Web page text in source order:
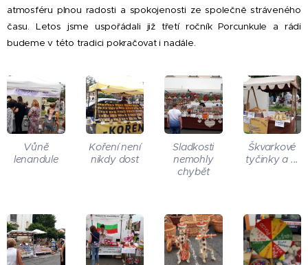
atmosféru plnou radosti a spokojenosti ze společně stráveného
času. Letos jsme uspořádali již třetí ročník Porcunkule a rádi
budeme v této tradici pokračovat i nadále.
Vůně
lenandule
Koření není
nikdy dost
Sladkosti
nemohly
chybět
Škvarkové
tyčinky a ...